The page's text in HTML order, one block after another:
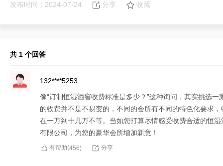
发布时间：2024-07-24 分享 收藏
共 1 个回答
132****5253
像“订制恒湿酒窖收费标准是多少？”这种询问，其实挑选
的收费并不是不易变的，不同的会所有不同的特色化要求
在一万到十几万不等。当如您打算尽情感受收费合适的恒
有限公司，为您的豪华会所增加新意！
有帮助(456) 分享